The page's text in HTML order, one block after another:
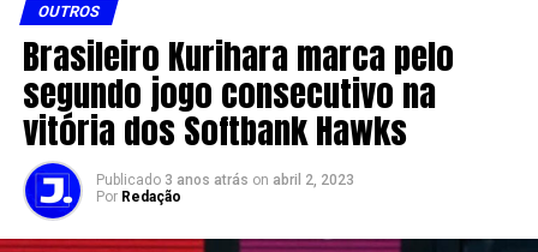
OUTROS
Brasileiro Kurihara marca pelo
segundo jogo consecutivo na
vitória dos Softbank Hawks
Publicado 3 anos atrás on abril 2, 2023
Por Redação